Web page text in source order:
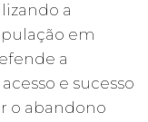
a
em
a
e sucesso
o abandono